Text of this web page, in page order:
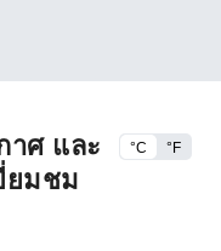
าศ และ
ยมชม
°C °F